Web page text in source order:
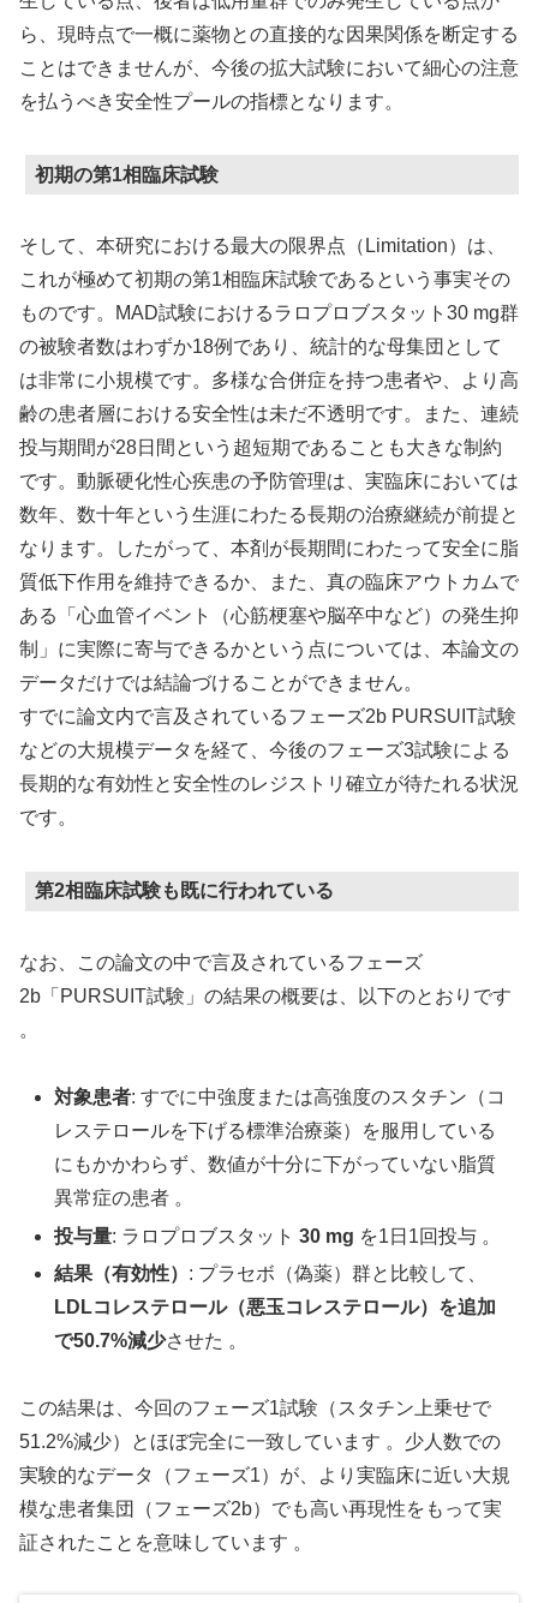
ら、現時点で一概に薬物との直接的な因果関係を断定する
ことはできませんが、今後の拡大試験において細心の注意
を払うべき安全性プールの指標となります。
初期の第1相臨床試験
そして、本研究における最大の限界点（Limitation）は、
これが極めて初期の第1相臨床試験であるという事実その
ものです。MAD試験におけるラロプロブスタット30 mg群
の被験者数はわずか18例であり、統計的な母集団として
は非常に小規模です。多様な合併症を持つ患者や、より高
齢の患者層における安全性は未だ不透明です。また、連続
投与期間が28日間という超短期であることも大きな制約
です。動脈硬化性心疾患の予防管理は、実臨床においては
数年、数十年という生涯にわたる長期の治療継続が前提と
なります。したがって、本剤が長期間にわたって安全に脂
質低下作用を維持できるか、また、真の臨床アウトカムで
ある「心血管イベント（心筋梗塞や脳卒中など）の発生抑
制」に実際に寄与できるかという点については、本論文の
データだけでは結論づけることができません。
すでに論文内で言及されているフェーズ2b PURSUIT試験
などの大規模データを経て、今後のフェーズ3試験による
長期的な有効性と安全性のレジストリ確立が待たれる状況
です。
第2相臨床試験も既に行われている
なお、この論文の中で言及されているフェーズ
2b「PURSUIT試験」の結果の概要は、以下のとおりです
。
対象患者: すでに中強度または高強度のスタチン（コ
レステロールを下げる標準治療薬）を服用している
にもかかわらず、数値が十分に下がっていない脂質
異常症の患者 。
投与量: ラロプロブスタット30 mg を1日1回投与 。
結果（有効性） : プラセボ（偽薬）群と比較して、
LDLコレステロール（悪玉コレステロール）を追加
で50.7%減少させた 。
この結果は、今回のフェーズ1試験（スタチン上乗せで
51.2%減少）とほぼ完全に一致しています 。少人数での
実験的なデータ（フェーズ1）が、より実臨床に近い大規
模な患者集団（フェーズ2b）でも高い再現性をもって実
証されたことを意味しています 。